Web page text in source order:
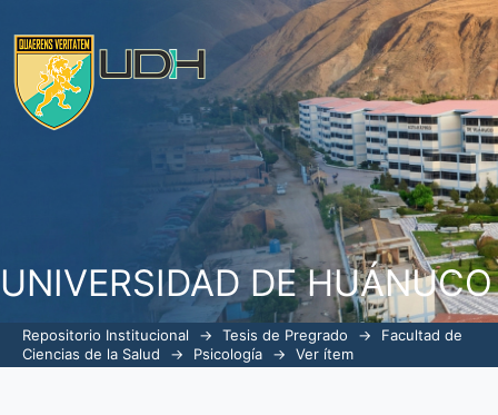
UNIVERSIDAD DE HUÁNUCO
Nivel de habilidades sociales en
Nuestra señora de las Mercedes,
Repositorio Institucional → Tesis de Pregrado →
Facultad de
Ciencias de la Salud
→ Psicología → Ver ítem